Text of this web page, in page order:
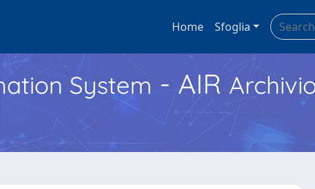
Home Sfoglia
System - AIR